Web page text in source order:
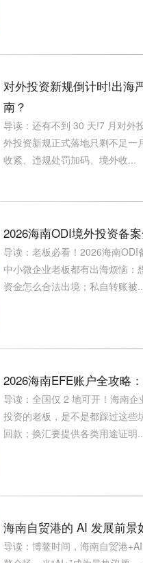
对外投资新规倒计时!出海
南？
导读：还有不到 30 天!7 月对外
外投资新规正式落地只剩不足一
收紧、违规处罚加码、境外收...
2026海南ODI境外投资备
导读：老板必看！2026海南
中小微企业老板都有出海烦恼
资金怎么合法出境；私自转账被
2026海南EFE账户全攻略
导读：全国仅 2 地可开！海南
投资的老板，是不是都踩过这些
回款；换汇要提供各类用途证明
海南自贸港的 AI 发展前
导读：博鳌时间，海南自贸港